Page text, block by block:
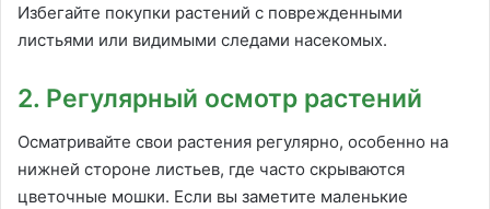
Избегайте покупки растений с поврежденными
листьями или видимыми следами насекомых.
2. Регулярный осмотр растений
Осматривайте свои растения регулярно, особенно на
нижней стороне листьев, где часто скрываются
цветочные мошки. Если вы заметите маленькие